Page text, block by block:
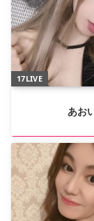
17LIVE
あお